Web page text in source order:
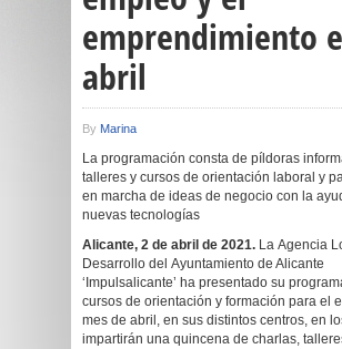
emprendimiento
abril
By Marina
La programación consta de píldoras
talleres y cursos de orientación laboral y
en marcha de ideas de negocio con la
nuevas tecnologías
Alicante, 2 de abril de 2021. La Agencia
Desarrollo del Ayuntamiento de Alicante
‘Impulsalicante’ ha presentado su
cursos de orientación y formación para el
mes de abril, en sus distintos centros, en
impartirán una quincena de charlas,